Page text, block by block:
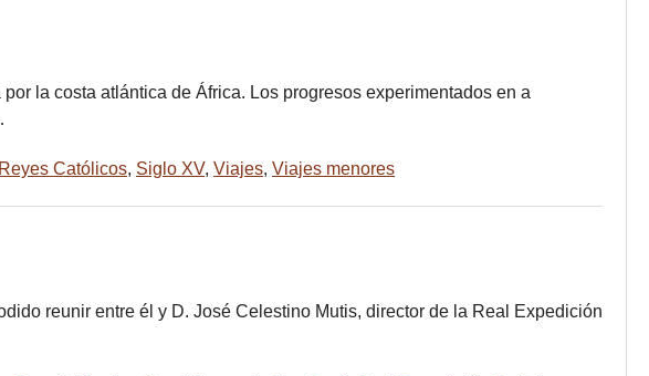
la costa atlántica de África. Los progresos experimentados en a
Reyes Católicos, Siglo XV, Viajes, Viajes menores
reunir entre él y D. José Celestino Mutis, director de la Real Expedición